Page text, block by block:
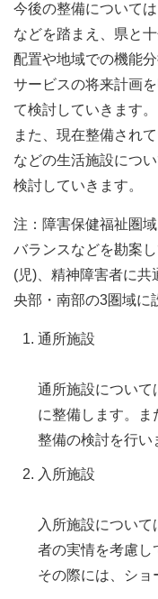
今後の整備について
などを踏まえ、県と
配置や地域での機能
サービスの将来計画
て検討していきます。
また、現在整備され
などの生活施設につ
検討していきます。
注：障害保健福祉圏
バランスなどを勘案
(児)、精神障害者に共
央部・南部の3圏域に
通所施設
通所施設について
に整備します。ま
整備の検討を行い
入所施設
入所施設につい
者の実情を考慮し
その際には、ショ